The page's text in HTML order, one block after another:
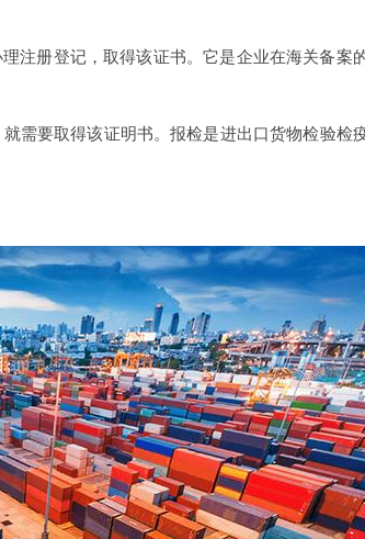
注册登记，取得该证书。它是企业在海关备案
需要取得该证明书。报检是进出口货物检验检